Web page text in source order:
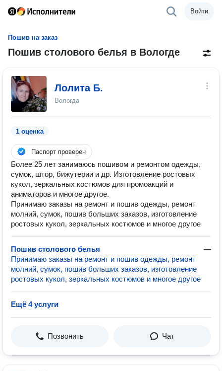
Войти
Пошив на заказ
Пошив столового белья в Вологде
Лолита Б.
Вологда
1 оценка
Паспорт проверен
Более 25 лет занимаюсь пошивом и ремонтом одежды,
сумок, штор, бижутерии и др. Изготовление ростовых
кукол, зеркальных костюмов для промоакций и
аниматоров и многое другое.
Принимаю заказы на ремонт и пошив одежды, ремонт
молний, сумок, пошив больших заказов, изготовление
ростовых кукол, зеркальных костюмов и многое другое
Пошив столового белья
—
Принимаю заказы на ремонт и пошив одежды, ремонт
молний, сумок, пошив больших заказов, изготовление
ростовых кукол, зеркальных костюмов и многое другое
Ещё 4 услуги
Позвонить Чат